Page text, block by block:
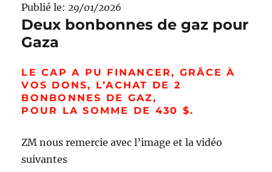
Publié le:29/01/2026
Deux bonbonnes de gaz pour
Gaza
LE CAP A PU FINANCER, GRÂCE À
VOS DONS, L’ACHAT DE 2
BONBONNES DE GAZ,
POUR LA SOMME DE 430 $.
ZM nous remercie avec l’image et la vidéo
suivantes